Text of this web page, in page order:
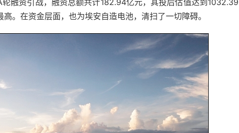
融资引战，融资总额共计182.94亿元，其投后估值达到1032.39
。在资金层面，也为埃安自造电池，清扫了一切障碍。